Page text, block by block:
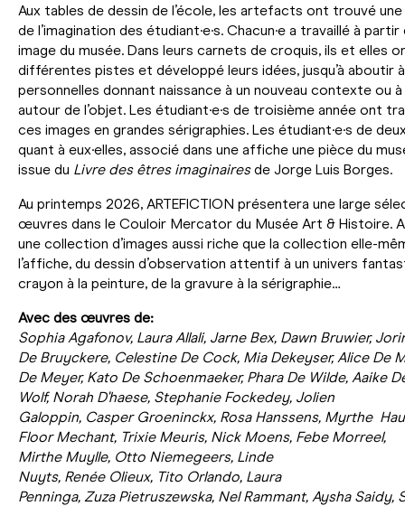
Aux tables de dessin de l’école, les artefacts ont trouvé une
de l’imagination des étudiant·e·s. Chacun·e a travaillé à partir
image du musée. Dans leurs carnets de croquis, ils et elles
différentes pistes et développé leurs idées, jusqu’à aboutir à
personnelles donnant naissance à un nouveau contexte ou
autour de l’objet. Les étudiant·e·s de troisième année ont
ces images en grandes sérigraphies. Les étudiant·e·s de
quant à eux·elles, associé dans une affiche une pièce du
issue du Livre des êtres imaginairesde Jorge Luis Borges.
Au printemps 2026, ARTEFICTION présentera une large
œuvres dans le Couloir Mercator du Musée Art & Histoire.
une collection d’images aussi riche que la collection elle-
l’affiche, du dessin d’observation attentif à un univers
crayon à la peinture, de la gravure à la sérigraphie…
Avec des œuvres de:
Sophia Agafonov, Laura Allali, Jarne Bex, Dawn Bruwier,
De Bruyckere, Celestine De Cock, Mia Dekeyser, Alice De
De Meyer, Kato De Schoenmaeker, Phara De Wilde, Aaike
Wolf, Norah D'haese, Stephanie Fockedey, Jolien
Galoppin, Casper Groeninckx, Rosa Hanssens, Myrthe
Floor Mechant, Trixie Meuris, Nick Moens, Febe Morreel,
Mirthe Muylle, Otto Niemegeers, Linde
Nuyts, Renée Olieux, Tito Orlando, Laura
Penninga, Zuza Pietruszewska, Nel Rammant, Aysha Saidy,